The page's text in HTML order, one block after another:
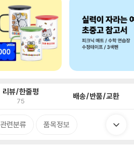
리뷰/한줄평
75 배송/반품/교환
관련분류 품목정보